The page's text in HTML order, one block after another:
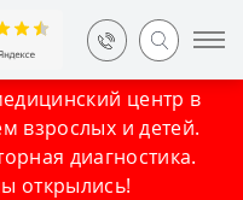
центр в
взрослых и детей.
диагностика.
открылись!